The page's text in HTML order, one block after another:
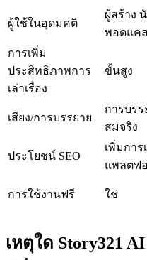
ผู้ใช้ในอุดมคติ
ผู้สร้าง
พอดแค
การเพิ่ม
ประสิทธิภาพการ
เล่าเรื่อง
ขั้นสูง
เสียง/การบรรยาย
การบร
สมจริง
ประโยชน์ SEO
เพิ่มการ
แพลตฟ
การใช้งานฟรี ใช่
เหตุใด Story321